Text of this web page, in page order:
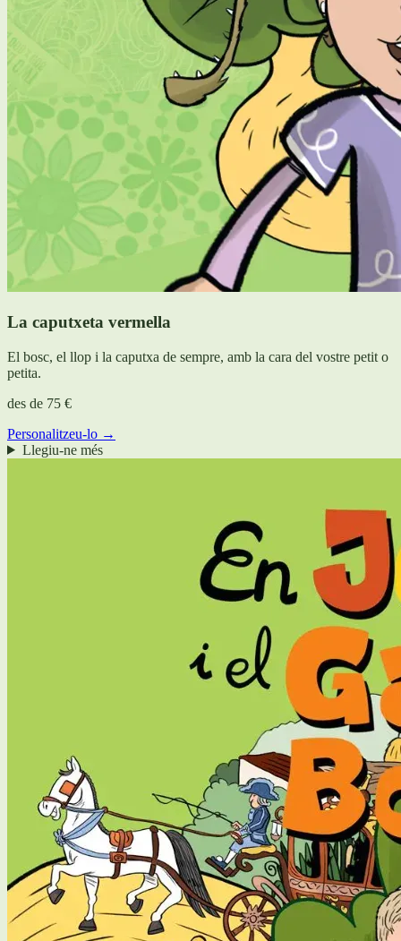
La caputxeta vermella
El bosc, el llop i la caputxa de sempre, amb la cara del vostre petit o
petita.
des de 75 €
Personalitzeu-lo →
Llegiu-ne més